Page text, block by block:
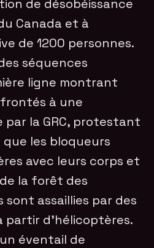
de désobéissance
Canada et à
de 1200 personnes.
séquences
ligne montrant
à une
par la GRC, protestant
que les bloqueurs
avec leurs corps et
la forêt des
sont assaillies par des
partir d’hélicoptères.
éventail de